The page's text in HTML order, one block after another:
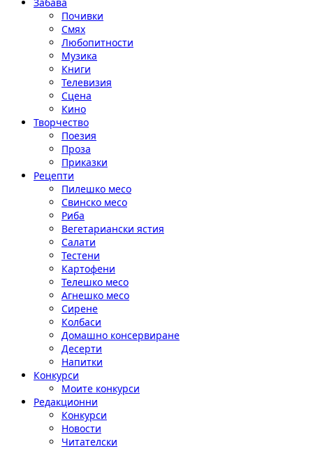
Почивки
Смях
Любопитности
Музика
Книги
Телевизия
Сцена
Кино
Творчество
Поезия
Проза
Приказки
Рецепти
Пилешко месо
Свинско месо
Риба
Вегетариански ястия
Салати
Тестени
Картофени
Телешко месо
Агнешко месо
Сирене
Колбаси
Домашно консервиране
Десерти
Напитки
Конкурси
Моите конкурси
Редакционни
Конкурси
Новости
Читателски